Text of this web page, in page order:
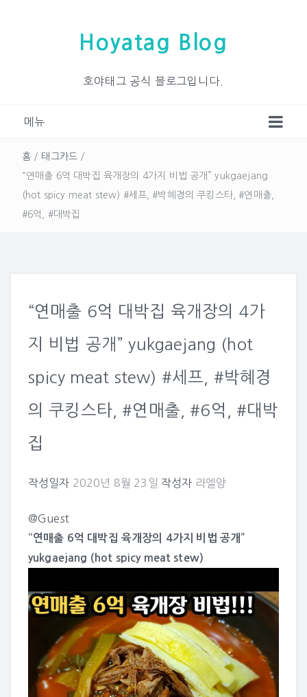
Hoyatag Blog
호야태그 공식 블로그입니다.
메뉴
홈 / 태그카드 /
“연매출 6억 대박집 육개장의 4가지 비법 공개” yukgaejang
(hot spicy meat stew) #세프, #박혜경의 쿠킹스타, #연매출,
#6억, #대박집
“연매출 6억 대박집 육개장의 4가
지 비법 공개” yukgaejang (hot
spicy meat stew) #세프, #박혜경
의 쿠킹스타, #연매출, #6억, #대박
집
작성일자 2020년 8월 23일 작성자 라엘양
@Guest
“연매출 6억 대박집 육개장의 4가지 비법 공개”
yukgaejang (hot spicy meat stew)